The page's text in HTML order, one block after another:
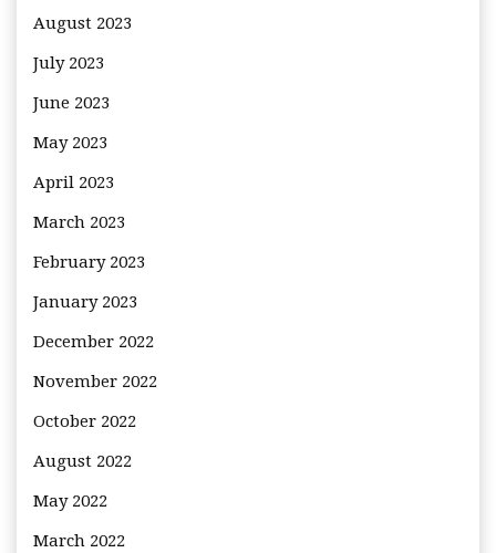
August 2023
July 2023
June 2023
May 2023
April 2023
March 2023
February 2023
January 2023
December 2022
November 2022
October 2022
August 2022
May 2022
March 2022